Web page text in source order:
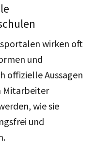
wirken oft
und
offizielle Aussagen
Mitarbeiter
wie sie
und